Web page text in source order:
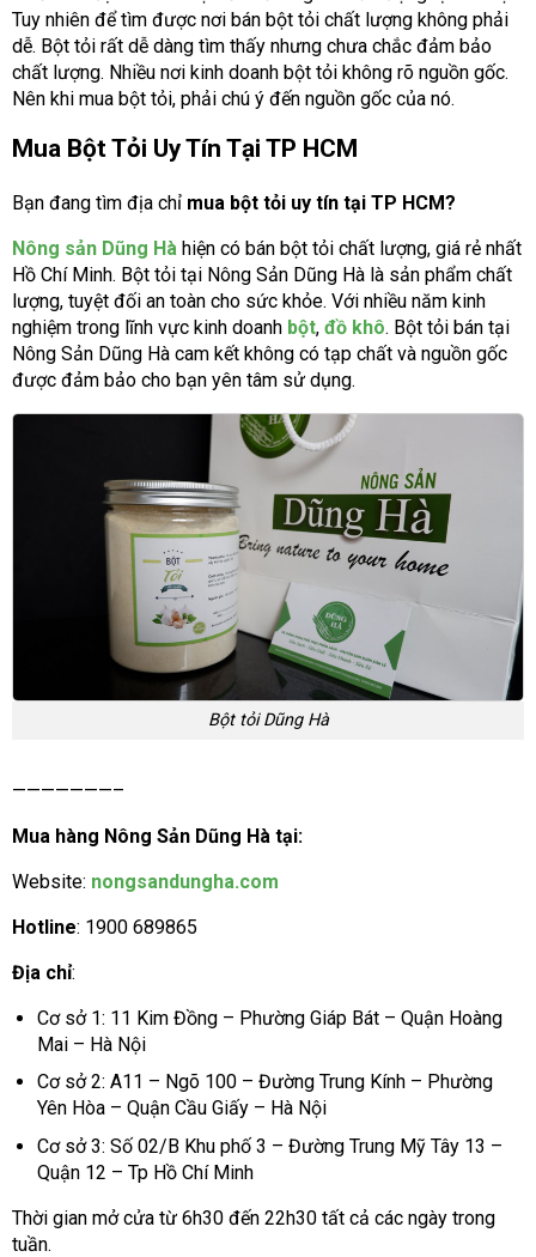
Tuy nhiên để tìm được nơi bán bột tỏi chất lượng không phải
dễ. Bột tỏi rất dễ dàng tìm thấy nhưng chưa chắc đảm bảo
chất lượng. Nhiều nơi kinh doanh bột tỏi không rõ nguồn gốc.
Nên khi mua bột tỏi, phải chú ý đến nguồn gốc của nó.
Mua Bột Tỏi Uy Tín Tại TP HCM
Bạn đang tìm địa chỉ mua bột tỏi uy tín tại TP HCM?
Nông sản Dũng Hà hiện có bán bột tỏi chất lượng, giá rẻ nhất
Hồ Chí Minh. Bột tỏi tại Nông Sản Dũng Hà là sản phẩm chất
lượng, tuyệt đối an toàn cho sức khỏe. Với nhiều năm kinh
nghiệm trong lĩnh vực kinh doanh bột, đồ khô. Bột tỏi bán tại
Nông Sản Dũng Hà cam kết không có tạp chất và nguồn gốc
được đảm bảo cho bạn yên tâm sử dụng.
Bột tỏi Dũng Hà
———————–
Mua hàng Nông Sản Dũng Hà tại:
Website: nongsandungha.com
Hotline: 1900 689865
Địa chỉ:
Cơ sở 1: 11 Kim Đồng – Phường Giáp Bát – Quận Hoàng
Mai – Hà Nội
Cơ sở 2: A11 – Ngõ 100 – Đường Trung Kính – Phường
Yên Hòa – Quận Cầu Giấy – Hà Nội
Cơ sở 3: Số 02/B Khu phố 3 – Đường Trung Mỹ Tây 13 –
Quận 12 – Tp Hồ Chí Minh
Thời gian mở cửa từ 6h30 đến 22h30 tất cả các ngày trong
tuần.